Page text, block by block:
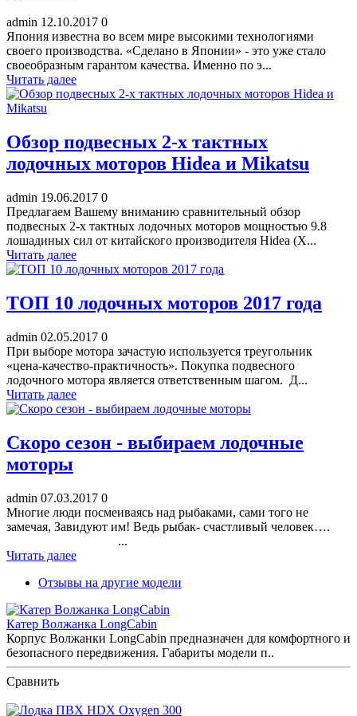
admin 12.10.2017 0
Япония известна во всем мире высокими технологиями
своего производства. «Сделано в Японии» - это уже стало
своеобразным гарантом качества. Именно по э...
Читать далее
Обзор подвесных 2-х тактных
лодочных моторов Hidea и Mikatsu
admin 19.06.2017 0
Предлагаем Вашему вниманию сравнительный обзор
подвесных 2-х тактных лодочных моторов мощностью 9.8
лошадиных сил от китайского производителя Hidea (Х...
Читать далее
ТОП 10 лодочных моторов 2017 года
admin 02.05.2017 0
При выборе мотора зачастую используется треугольник
«цена-качество-практичность». Покупка подвесного
лодочного мотора является ответственным шагом. Д...
Читать далее
Скоро сезон - выбираем лодочные
моторы
admin 07.03.2017 0
Многие люди посмеиваясь над рыбаками, сами того не
замечая, Завидуют им! Ведь рыбак- счастливый человек….
...
Читать далее
Отзывы на другие модели
Катер Волжанка LongCabin
Корпус Волжанки LongCabin предназначен для комфортного и
безопасного передвижения. Габариты модели п..
Сравнить